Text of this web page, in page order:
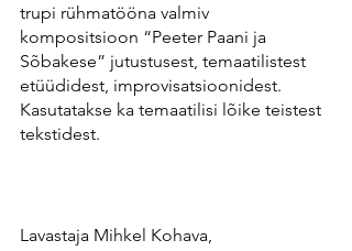
trupi rühmatööna valmiv
kompositsioon “Peeter Paani ja
Sõbakese” jutustusest, temaatilistest
etüüdidest, improvisatsioonidest.
Kasutatakse ka temaatilisi lõike teistest
tekstidest.
Lavastaja Mihkel Kohava,